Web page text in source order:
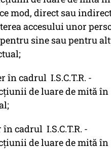
mod, direct sau
accesului unor
sine sau pentru
în cadrul I.S.C.T.R. -
de luare de mită în
cadrul I.S.C.T.R. -
de luare de mită în